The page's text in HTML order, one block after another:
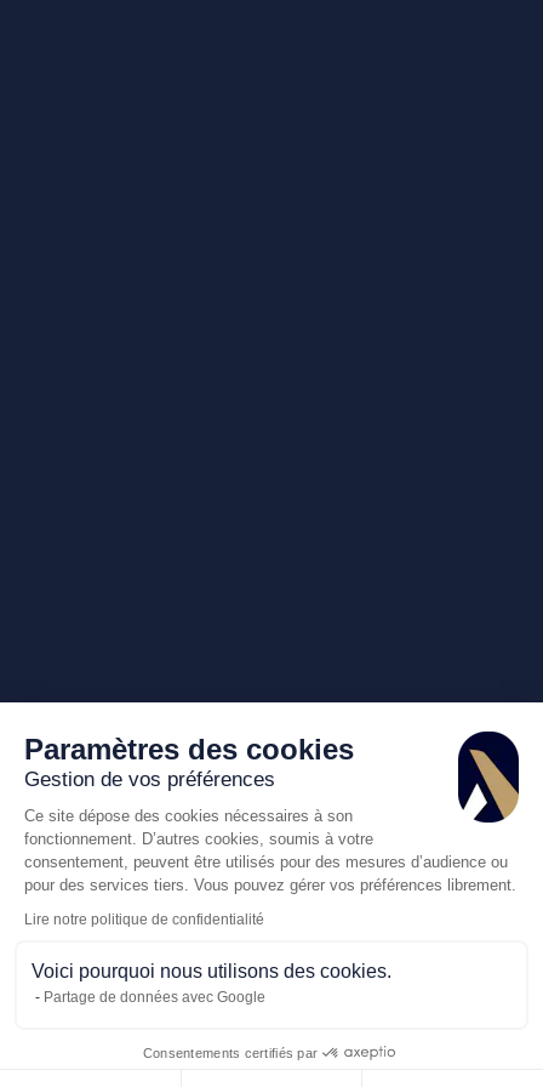
Paramètres des cookies
Gestion de vos préférences
Ce site dépose des cookies nécessaires à son
fonctionnement. D’autres cookies, soumis à votre
consentement, peuvent être utilisés pour des mesures d’audience ou
pour des services tiers. Vous pouvez gérer vos préférences librement.
Lire notre politique de confidentialité
Voici pourquoi nous utilisons des cookies.
Partage de données avec Google
Consentements certifiés par